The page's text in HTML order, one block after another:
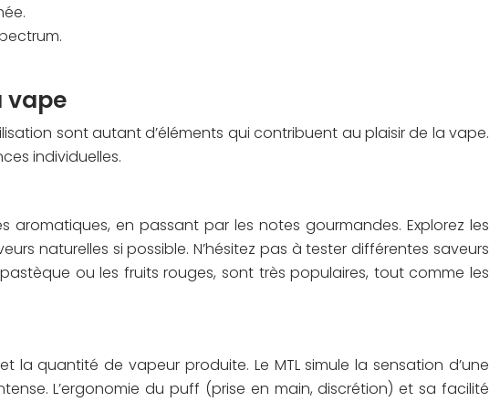
vape
sont autant d’éléments qui contribuent au plaisir de la vape.
individuelles.
en passant par les notes gourmandes. Explorez les
naturelles si possible. N’hésitez pas à tester différentes saveurs
ou les fruits rouges, sont très populaires, tout comme les
la quantité de vapeur produite. Le MTL simule la sensation d’une
L’ergonomie du puff (prise en main, discrétion) et sa facilité